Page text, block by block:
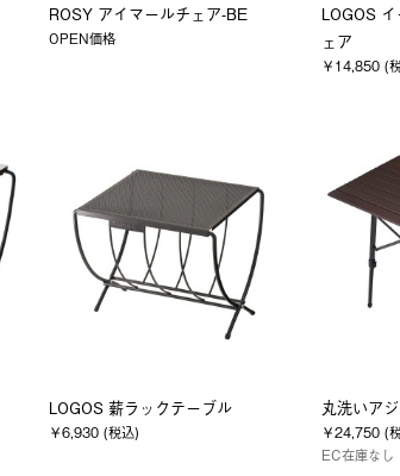
ROSY アイマールチェア-BE
OPEN価格
LOGOS
ェア
￥14,850 (
LOGOS 薪ラックテーブル
￥6,930 (税込)
丸洗いア
￥24,750 (
EC在庫なし